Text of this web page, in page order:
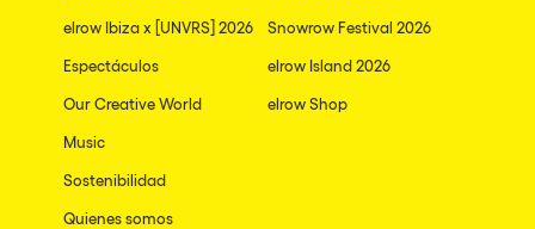
elrow Ibiza x [UNVRS] 2026
Espectáculos
Our Creative World
Music
Sostenibilidad
Quienes somos
Snowrow Festival 2026
elrow Island 2026
elrow Shop